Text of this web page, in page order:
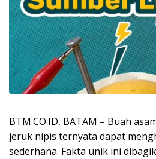
BTM.CO.ID, BATAM – Buah
jeruk nipis ternyata dapat
sederhana. Fakta unik ini